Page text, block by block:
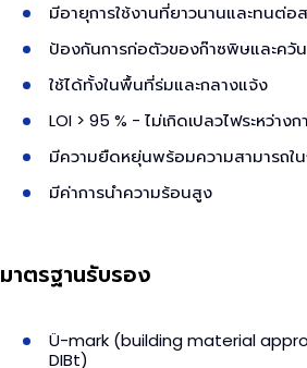
มีอายุการใช้งานที่ยาวนานและทนต่อ
ป้องกันการก่อตัวของก๊าซพิษและควัน
ใช้ได้ทั้งในพื้นที่ร่มและกลางแจ้ง
LOI > 95 % - ไม่เกิดเปลวไฟระหว่า
มีความยืดหยุ่นพร้อมความสามารถใ
มีค่าการนำความร้อนสูง
มาตรฐานรับรอง
Ü-mark (building material
DIBt)